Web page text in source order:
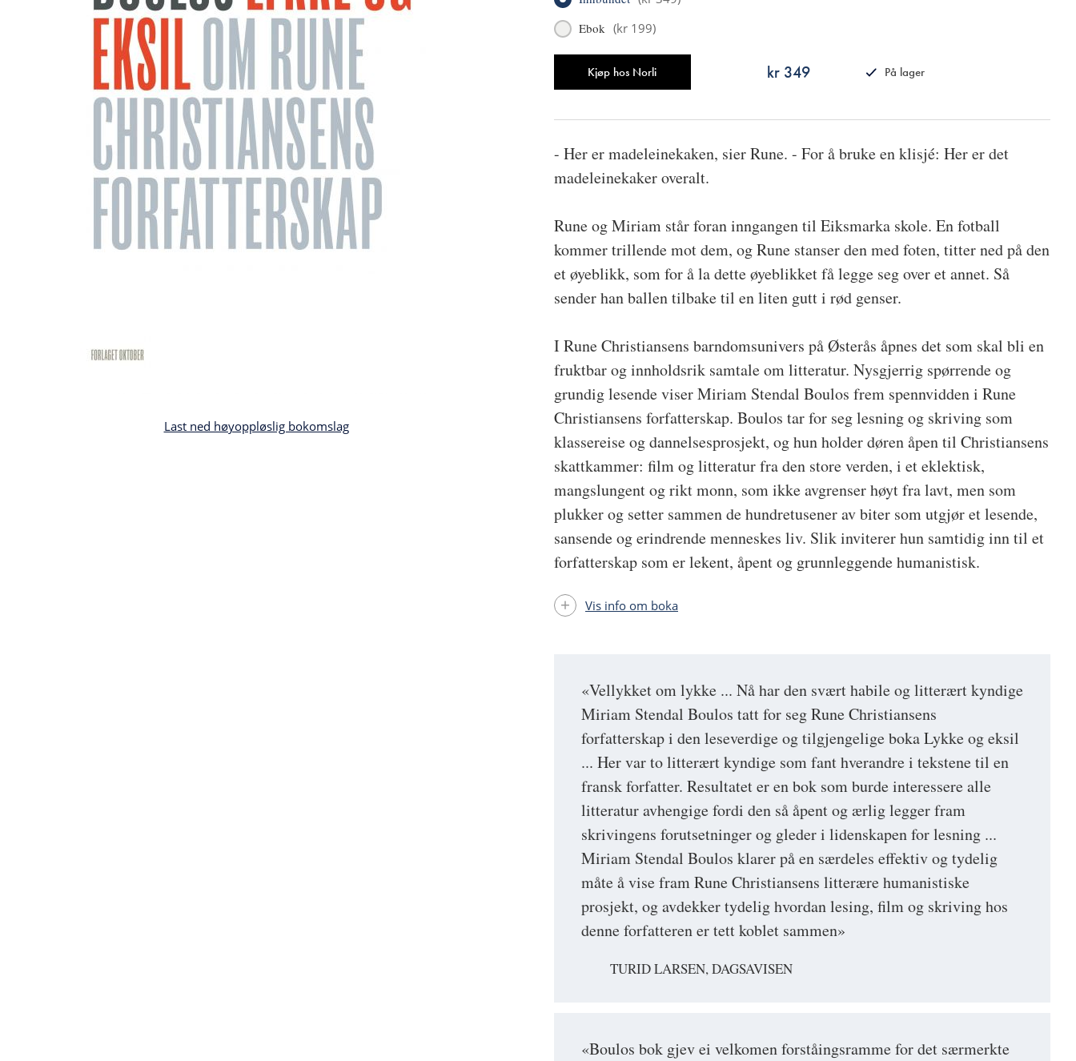
Last ned høyoppløslig bokomslag
Ebok (kr 199)
Kjøp hos Norli kr 349
På lager
«Vellykket om lykke ... Nå har den svært habile og litterært kyndige
Miriam Stendal Boulos tatt for seg Rune Christiansens
forfatterskap i den leseverdige og tilgjengelige boka Lykke og eksil
... Her var to litterært kyndige som fant hverandre i tekstene til en
fransk forfatter. Resultatet er en bok som burde interessere alle
litteratur avhengige fordi den så åpent og ærlig legger fram
skrivingens forutsetninger og gleder i lidenskapen for lesning ...
Miriam Stendal Boulos klarer på en særdeles effektiv og tydelig
måte å vise fram Rune Christiansens litterære humanistiske
prosjekt, og avdekker tydelig hvordan lesing, film og skriving hos
denne forfatteren er tett koblet sammen»
TURID LARSEN, DAGSAVISEN
«Boulos bok gjev ei velkomen forståingsramme for det særmerkte
- Her er madeleinekaken, sier Rune. - For å bruke en klisjé: Her er det
madeleinekaker overalt.
Rune og Miriam står foran inngangen til Eiksmarka skole. En fotball
kommer trillende mot dem, og Rune stanser den med foten, titter ned på den
et øyeblikk, som for å la dette øyeblikket få legge seg over et annet. Så
sender han ballen tilbake til en liten gutt i rød genser.
I Rune Christiansens barndomsunivers på Østerås åpnes det som skal bli en
fruktbar og innholdsrik samtale om litteratur. Nysgjerrig spørrende og
grundig lesende viser Miriam Stendal Boulos frem spennvidden i Rune
Christiansens forfatterskap. Boulos tar for seg lesning og skriving som
klassereise og dannelsesprosjekt, og hun holder døren åpen til Christiansens
skattkammer: film og litteratur fra den store verden, i et eklektisk,
mangslungent og rikt monn, som ikke avgrenser høyt fra lavt, men som
plukker og setter sammen de hundretusener av biter som utgjør et lesende,
sansende og erindrende menneskes liv. Slik inviterer hun samtidig inn til et
forfatterskap som er lekent, åpent og grunnleggende humanistisk.
Vis info om boka